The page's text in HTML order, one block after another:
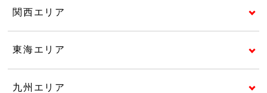
関西エリア
東海エリア
九州エリア